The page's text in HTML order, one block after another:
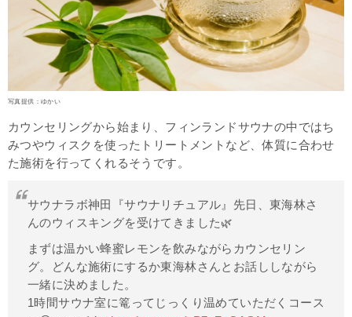
写真提供：ゆかい
カウンセリングから始まり、フィンランドサウナの中ではち
みつやウィスクを使ったトリートメントなど、体質に合わせ
た施術を行ってくれるそうです。
サウナラボ神田『サウナリチュアル』先日、東海林さ
んのウィスキングを受けてきました🌿
まずは温かい蜂蜜レモンを飲みながらカウンセリン
グ。どんな施術にするか東海林さんとお話ししながら
一緒に決めました。
1時間サウナ室に篭ってじっくり温めていただくコース